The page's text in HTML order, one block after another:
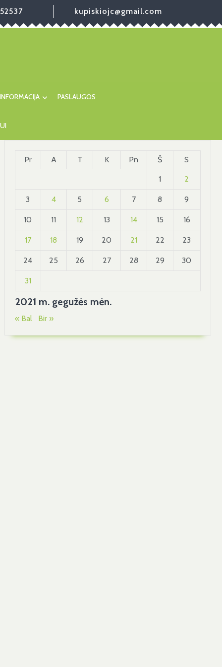
kupiskiojc@gmail.com
PASLAUGOS
2021 m. gegužės mėn.
Pr A T K Pn Š S
1 2
3 4 5 6 7 8 9
10 11 12 13 14 15 16
17 18 19 20 21 22 23
24 25 26 27 28 29 30
31
« Bal Bir »